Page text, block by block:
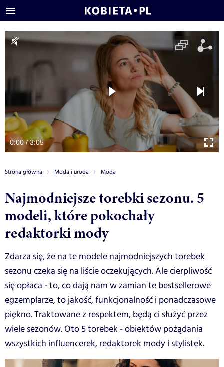
0:00 / 3:05
Strona główna Moda i uroda Moda
Najmodniejsze torebki sezonu. 5
modeli, które pokochały
redaktorki mody
Zdarza się, że na te modele najmodniejszych torebek
sezonu czeka się na liście oczekujących. Ale cierpliwość
się opłaca - to, co dają nam w zamian te bestsellerowe
egzemplarze, to jakość, funkcjonalność i ponadczasowe
piękno. Traktowane z respektem, będą ci służyć przez
wiele sezonów. Oto 5 torebek - obiektów pożądania
wszystkich influencerek, redaktorek mody i stylistek.